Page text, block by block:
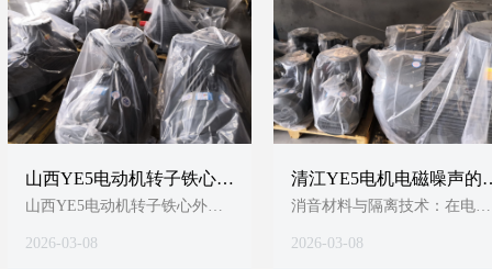
山西YE5电动机转子铁心外
圆精加工技术要求
山西YE5电动机转子铁心外圆
2026-03-08
清江YE5电机电磁噪声的
制分析
消音材料与隔离技术：在电机
2026-03-08